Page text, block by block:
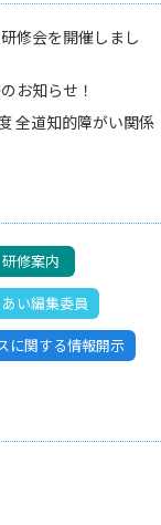
修会を開催しまし
お知らせ！
全道知的障がい関係
研修案内
い編集委員
に関する情報開示